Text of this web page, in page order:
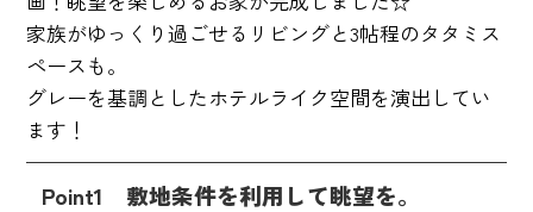
家族がゆっくり過ごせるリビングと3帖程のタタミス
ペースも。
グレーを基調としたホテルライク空間を演出してい
ます！
Point1 敷地条件を利用して眺望を。